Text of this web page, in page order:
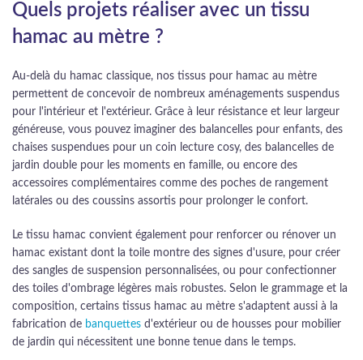
Quels projets réaliser avec un tissu
hamac au mètre ?
Au-delà du hamac classique, nos tissus pour hamac au mètre
permettent de concevoir de nombreux aménagements suspendus
pour l'intérieur et l'extérieur. Grâce à leur résistance et leur largeur
généreuse, vous pouvez imaginer des balancelles pour enfants, des
chaises suspendues pour un coin lecture cosy, des balancelles de
jardin double pour les moments en famille, ou encore des
accessoires complémentaires comme des poches de rangement
latérales ou des coussins assortis pour prolonger le confort.
Le tissu hamac convient également pour renforcer ou rénover un
hamac existant dont la toile montre des signes d'usure, pour créer
des sangles de suspension personnalisées, ou pour confectionner
des toiles d'ombrage légères mais robustes. Selon le grammage et la
composition, certains tissus hamac au mètre s'adaptent aussi à la
fabrication de banquettes d'extérieur ou de housses pour mobilier
de jardin qui nécessitent une bonne tenue dans le temps.